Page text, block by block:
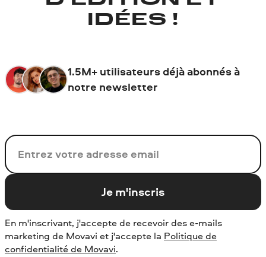
IDÉES !
1.5M+ utilisateurs déjà abonnés à
notre newsletter
Votre adresse de messagerie
Je m'inscris
En m'inscrivant, j'accepte de recevoir des e-mails
marketing de Movavi et j'accepte la Politique de
confidentialité de Movavi.